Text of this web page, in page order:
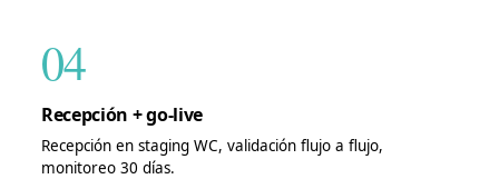
04
Recepción + go-live
Recepción en staging WC, validación flujo a flujo,
monitoreo 30 días.